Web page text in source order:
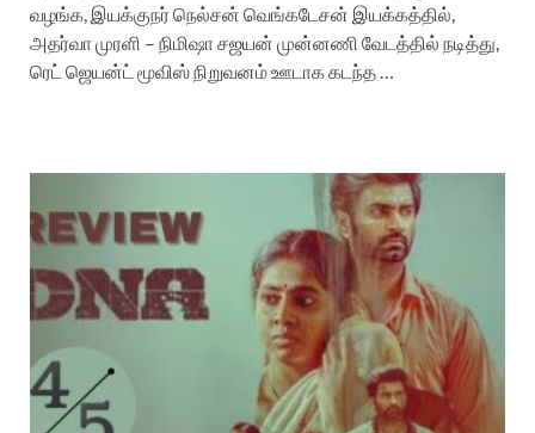
வழங்க, இயக்குநர் நெல்சன் வெங்கடேசன் இயக்கத்தில்,
அதர்வா முரளி – நிமிஷா சஜயன் முன்னணி வேடத்தில் நடித்து,
ரெட் ஜெயன்ட் மூவிஸ் நிறுவனம் ஊடாக கடந்த …